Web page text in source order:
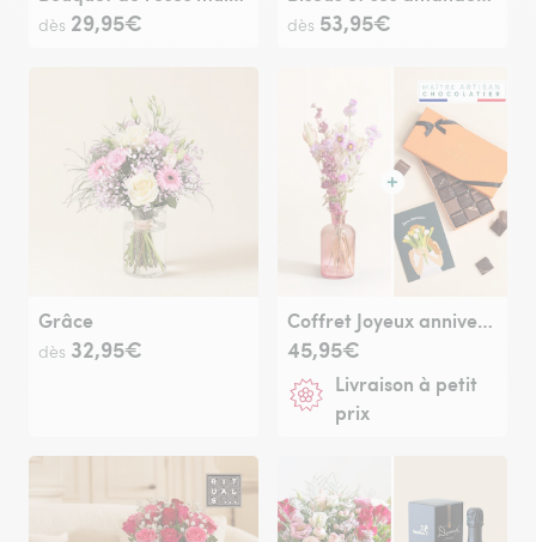
dès 29,95€ dès 53,95€
Grâce
dès 32,95€
Coffret Joyeux anniversaire
45,95€
Livraison à petit
prix